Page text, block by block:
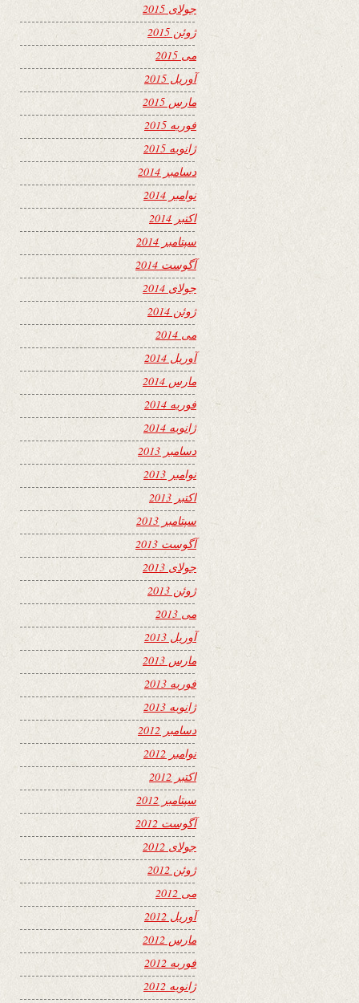
جولای 2015
ژوئن 2015
می 2015
آوریل 2015
مارس 2015
فوریه 2015
ژانویه 2015
دسامبر 2014
نوامبر 2014
اکتبر 2014
سپتامبر 2014
آگوست 2014
جولای 2014
ژوئن 2014
می 2014
آوریل 2014
مارس 2014
فوریه 2014
ژانویه 2014
دسامبر 2013
نوامبر 2013
اکتبر 2013
سپتامبر 2013
آگوست 2013
جولای 2013
ژوئن 2013
می 2013
آوریل 2013
مارس 2013
فوریه 2013
ژانویه 2013
دسامبر 2012
نوامبر 2012
اکتبر 2012
سپتامبر 2012
آگوست 2012
جولای 2012
ژوئن 2012
می 2012
آوریل 2012
مارس 2012
فوریه 2012
ژانویه 2012